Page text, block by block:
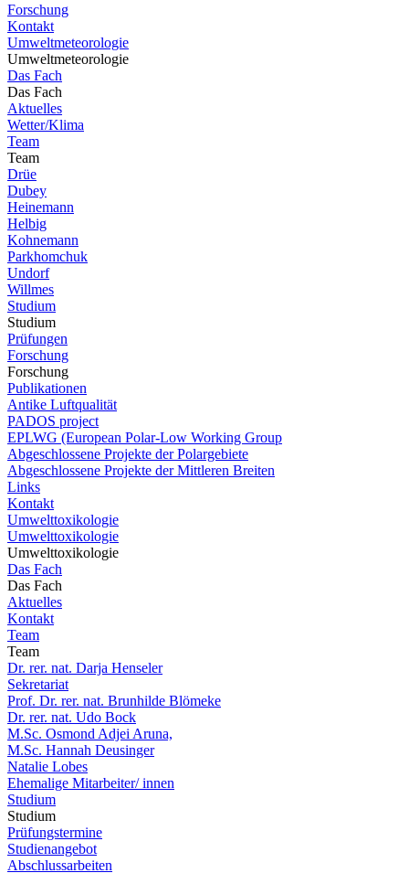
Forschung
Kontakt
Umweltmeteorologie
Umweltmeteorologie
Das Fach
Das Fach
Aktuelles
Wetter/Klima
Team
Team
Drüe
Dubey
Heinemann
Helbig
Kohnemann
Parkhomchuk
Undorf
Willmes
Studium
Studium
Prüfungen
Forschung
Forschung
Publikationen
Antike Luftqualität
PADOS project
EPLWG (European Polar-Low Working Group
Abgeschlossene Projekte der Polargebiete
Abgeschlossene Projekte der Mittleren Breiten
Links
Kontakt
Umwelttoxikologie
Umwelttoxikologie
Umwelttoxikologie
Das Fach
Das Fach
Aktuelles
Kontakt
Team
Team
Dr. rer. nat. Darja Henseler
Sekretariat
Prof. Dr. rer. nat. Brunhilde Blömeke
Dr. rer. nat. Udo Bock
M.Sc. Osmond Adjei Aruna,
M.Sc. Hannah Deusinger
Natalie Lobes
Ehemalige Mitarbeiter/ innen
Studium
Studium
Prüfungstermine
Studienangebot
Abschlussarbeiten